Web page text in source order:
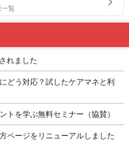
覧
れました
どう対応？試したケアマネと利
トを学ぶ無料セミナー（協賛）
ページをリニューアルしました